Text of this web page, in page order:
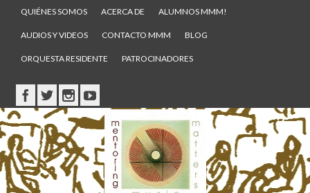
QUIÉNES SOMOS ACERCA DE ALUMNOS MMM!
AUDIOS Y VIDEOS CONTACTO MMM BLOG
ORQUESTA RESIDENTE PATROCINADORES